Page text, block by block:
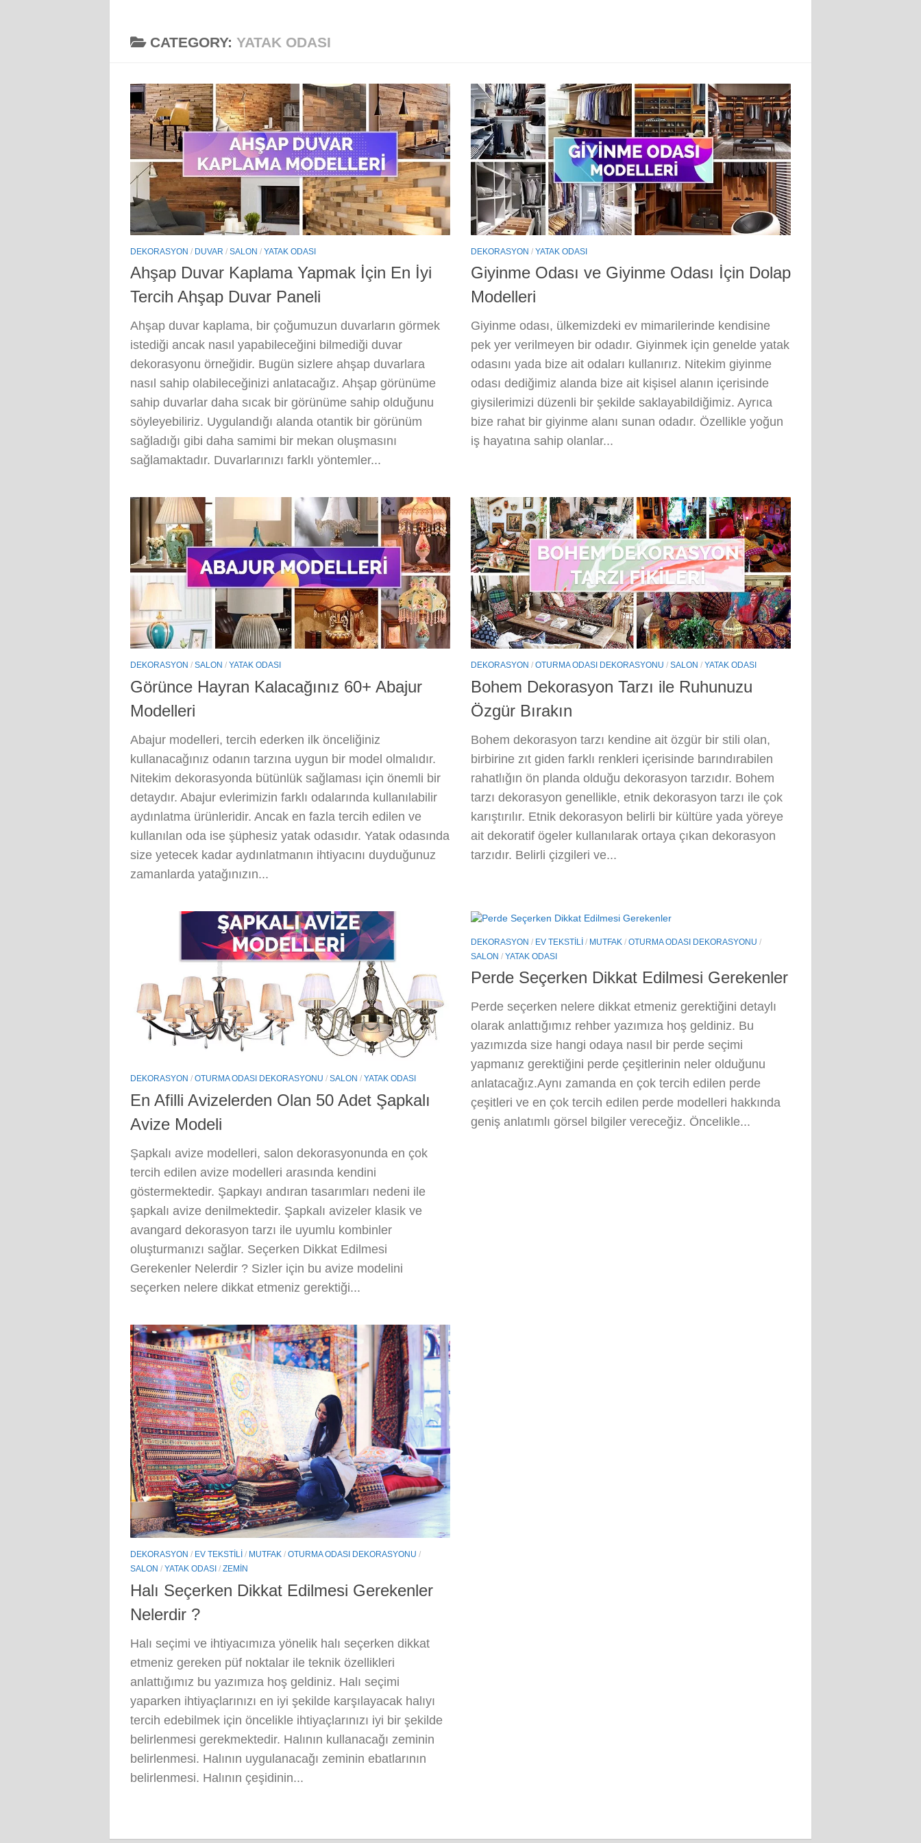
CATEGORY: YATAK ODASI
DEKORASYON / DUVAR / SALON / YATAK ODASI
Ahşap Duvar Kaplama Yapmak İçin En İyi
Tercih Ahşap Duvar Paneli
Ahşap duvar kaplama, bir çoğumuzun duvarların görmek
istediği ancak nasıl yapabileceğini bilmediği duvar
dekorasyonu örneğidir. Bugün sizlere ahşap duvarlara
nasıl sahip olabileceğinizi anlatacağız. Ahşap görünüme
sahip duvarlar daha sıcak bir görünüme sahip olduğunu
söyleyebiliriz. Uygulandığı alanda otantik bir görünüm
sağladığı gibi daha samimi bir mekan oluşmasını
sağlamaktadır. Duvarlarınızı farklı yöntemler...
DEKORASYON / YATAK ODASI
Giyinme Odası ve Giyinme Odası İçin Dolap
Modelleri
Giyinme odası, ülkemizdeki ev mimarilerinde kendisine
pek yer verilmeyen bir odadır. Giyinmek için genelde yatak
odasını yada bize ait odaları kullanırız. Nitekim giyinme
odası dediğimiz alanda bize ait kişisel alanın içerisinde
giysilerimizi düzenli bir şekilde saklayabildiğimiz. Ayrıca
bize rahat bir giyinme alanı sunan odadır. Özellikle yoğun
iş hayatına sahip olanlar...
DEKORASYON / SALON / YATAK ODASI
Görünce Hayran Kalacağınız 60+ Abajur
Modelleri
Abajur modelleri, tercih ederken ilk önceliğiniz
kullanacağınız odanın tarzına uygun bir model olmalıdır.
Nitekim dekorasyonda bütünlük sağlaması için önemli bir
detaydır. Abajur evlerimizin farklı odalarında kullanılabilir
aydınlatma ürünleridir. Ancak en fazla tercih edilen ve
kullanılan oda ise şüphesiz yatak odasıdır. Yatak odasında
size yetecek kadar aydınlatmanın ihtiyacını duyduğunuz
zamanlarda yatağınızın...
DEKORASYON / OTURMA ODASI DEKORASYONU / SALON / YATAK ODASI
Bohem Dekorasyon Tarzı ile Ruhunuzu
Özgür Bırakın
Bohem dekorasyon tarzı kendine ait özgür bir stili olan,
birbirine zıt giden farklı renkleri içerisinde barındırabilen
rahatlığın ön planda olduğu dekorasyon tarzıdır. Bohem
tarzı dekorasyon genellikle, etnik dekorasyon tarzı ile çok
karıştırılır. Etnik dekorasyon belirli bir kültüre yada yöreye
ait dekoratif ögeler kullanılarak ortaya çıkan dekorasyon
tarzıdır. Belirli çizgileri ve...
DEKORASYON / OTURMA ODASI DEKORASYONU / SALON / YATAK ODASI
En Afilli Avizelerden Olan 50 Adet Şapkalı
Avize Modeli
Şapkalı avize modelleri, salon dekorasyonunda en çok
tercih edilen avize modelleri arasında kendini
göstermektedir. Şapkayı andıran tasarımları nedeni ile
şapkalı avize denilmektedir. Şapkalı avizeler klasik ve
avangard dekorasyon tarzı ile uyumlu kombinler
oluşturmanızı sağlar. Seçerken Dikkat Edilmesi
Gerekenler Nelerdir ? Sizler için bu avize modelini
seçerken nelere dikkat etmeniz gerektiği...
DEKORASYON / EV TEKSTILI / MUTFAK / OTURMA ODASI DEKORASYONU /
SALON / YATAK ODASI
Perde Seçerken Dikkat Edilmesi Gerekenler
Perde seçerken nelere dikkat etmeniz gerektiğini detaylı
olarak anlattığımız rehber yazımıza hoş geldiniz. Bu
yazımızda size hangi odaya nasıl bir perde seçimi
yapmanız gerektiğini perde çeşitlerinin neler olduğunu
anlatacağız.Aynı zamanda en çok tercih edilen perde
çeşitleri ve en çok tercih edilen perde modelleri hakkında
geniş anlatımlı görsel bilgiler vereceğiz. Öncelikle...
DEKORASYON / EV TEKSTILI / MUTFAK / OTURMA ODASI DEKORASYONU /
SALON / YATAK ODASI / ZEMIN
Halı Seçerken Dikkat Edilmesi Gerekenler
Nelerdir ?
Halı seçimi ve ihtiyacımıza yönelik halı seçerken dikkat
etmeniz gereken püf noktalar ile teknik özellikleri
anlattığımız bu yazımıza hoş geldiniz. Halı seçimi
yaparken ihtiyaçlarınızı en iyi şekilde karşılayacak halıyı
tercih edebilmek için öncelikle ihtiyaçlarınızı iyi bir şekilde
belirlenmesi gerekmektedir. Halının kullanacağı zeminin
belirlenmesi. Halının uygulanacağı zeminin ebatlarının
belirlenmesi. Halının çeşidinin...